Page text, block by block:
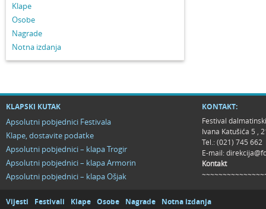
Klape
Osobe
Nagrade
Notna izdanja
KLAPSKI KUTAK
Apsolutni pobjednici Festivala
Klape, dostavite podatke
Apsolutni pobjednici – klapa Trogir
Apsolutni pobjednici – klapa Armorin
Apsolutni pobjednici – klapa Ošjak
KONTAKT:
Festival
Ivana Katušića 5 ,
Tel.: (021) 745 662
E-mail:
Kontakt
Vijesti Festivali Klape Osobe Nagrade Notna izdanja